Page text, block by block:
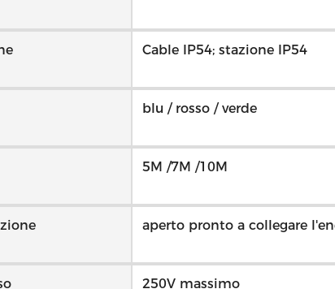
Cable IP54; stazione IP54
blu / rosso / verde
5M /7M /10M
aperto pronto a collegare
250V massimo